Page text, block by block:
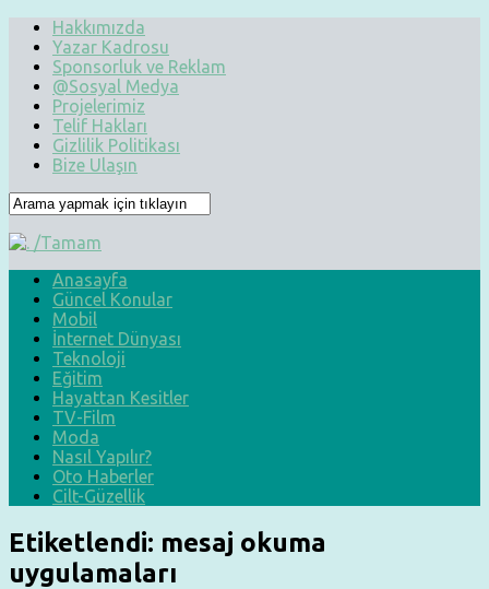
Hakkımızda
Yazar Kadrosu
Sponsorluk ve Reklam
@Sosyal Medya
Projelerimiz
Telif Hakları
Gizlilik Politikası
Bize Ulaşın
Anasayfa
Güncel Konular
Mobil
İnternet Dünyası
Teknoloji
Eğitim
Hayattan Kesitler
TV-Film
Moda
Nasıl Yapılır?
Oto Haberler
Cilt-Güzellik
Etiketlendi: mesaj okuma
uygulamaları